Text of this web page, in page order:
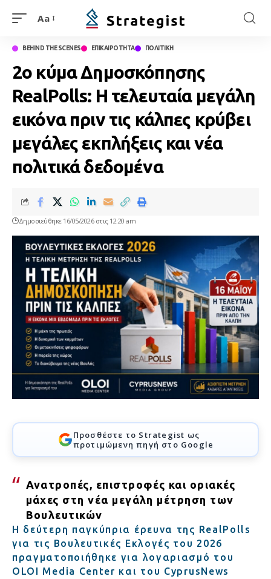
Aa
BEHIND THE SCENES ΕΠΙΚΑΙΡΟΤΗΤΑ ΠΟΛΙΤΙΚΗ
2ο κύμα Δημοσκόπησης
RealPolls: Η τελευταία μεγάλη
εικόνα πριν τις κάλπες κρύβει
μεγάλες εκπλήξεις και νέα
πολιτικά δεδομένα
Δημοσιεύθηκε 16/05/2026 στις 12:20 am
Προσθέστε το Strategist ως
προτιμώμενη πηγή στο Google
Ανατροπές, επιστροφές και οριακές
μάχες στη νέα μεγάλη μέτρηση των
Βουλευτικών
Η δεύτερη παγκύπρια έρευνα της RealPolls
για τις Βουλευτικές Εκλογές του 2026
πραγματοποιήθηκε για λογαριασμό του
OLOI Media Center και του CyprusNews